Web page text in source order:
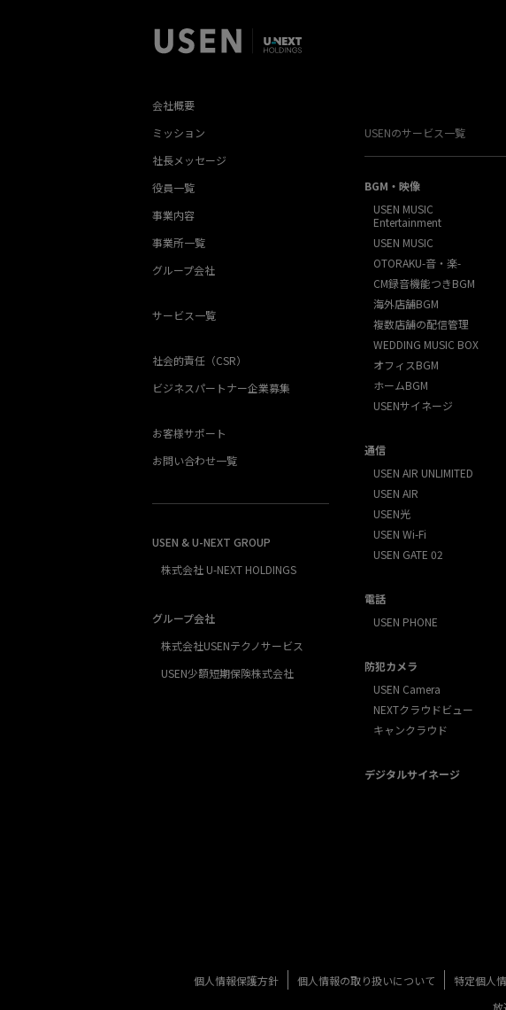
会社概要
ミッション
社長メッセージ
役員一覧
事業内容
事業所一覧
グループ会社
サービス一覧
社会的責任（CSR）
ビジネスパートナー企業募集
お客様サポート
お問い合わせ一覧
USEN & U-NEXT GROUP
株式会社 U-NEXT HOLDINGS
グループ会社
株式会社USENテクノサービス
USEN少額短期保険株式会社
USENのサービス一覧
BGM・映像
USEN MUSIC
Entertainment
USEN MUSIC
OTORAKU-音・楽-
CM録音機能つきBGM
海外店舗BGM
複数店舗の配信管理
WEDDING MUSIC BOX
オフィスBGM
ホームBGM
USENサイネージ
通信
USEN AIR UNLIMITED
USEN AIR
USEN光
USEN Wi-Fi
USEN GATE 02
電話
USEN PHONE
防犯カメラ
USEN Camera
NEXTクラウドビュー
キャンクラウド
デジタルサイネージ
個人情報保護方針 個人情報の取り扱いについて 特定個人
放